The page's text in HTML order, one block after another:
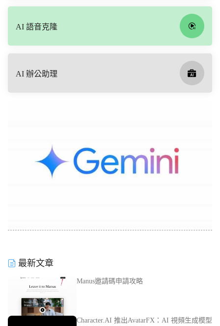
AI 語音克隆
AI 辦公助理
最新文章
Manus邀請碼申請攻略
Character.AI 推出AvatarFX：AI 視頻生成模型